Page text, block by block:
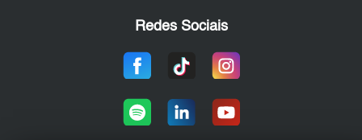
Redes Sociais